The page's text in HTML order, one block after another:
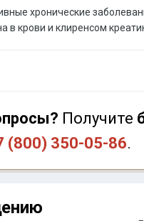
хронические
в крови и клиренсом
Получите
(800) 350-05-86.